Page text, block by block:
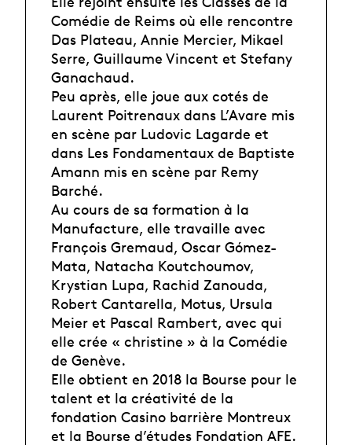
Comédie de Reims où elle rencontre
Das Plateau, Annie Mercier, Mikael
Serre, Guillaume Vincent et Stefany
Ganachaud.
Peu après, elle joue aux cotés de
Laurent Poitrenaux dans L’Avare mis
en scène par Ludovic Lagarde et
dans Les Fondamentaux de Baptiste
Amann mis en scène par Remy
Barché.
Au cours de sa formation à la
Manufacture, elle travaille avec
François Gremaud, Oscar Gómez-
Mata, Natacha Koutchoumov,
Krystian Lupa, Rachid Zanouda,
Robert Cantarella, Motus, Ursula
Meier et Pascal Rambert, avec qui
elle crée « christine » à la Comédie
de Genève.
Elle obtient en 2018 la Bourse pour le
talent et la créativité de la
fondation Casino barrière Montreux
et la Bourse d’études Fondation AFE.